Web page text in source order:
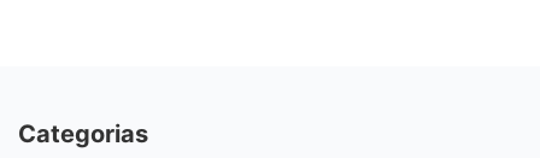
Categorias